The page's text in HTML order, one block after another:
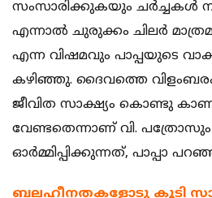
സംസാരിക്കുകയും ചര്‍ച്ചകള്‍
എന്നാല്‍ ചുരുക്കം ചിലര്‍
എന്ന വിഷമവും പാപ്പയുടെ
കഴിഞ്ഞു. ദൈവത്തെ വിളംബരം
ജീവിത സാക്ഷ്യം കൊണ്ടു
വേണ്ടതെന്നാണ് വി.
ഓര്‍മ്മിപ്പിക്കുന്നത്, പാപ്പാ
ബലഹീനതകളോടു കൂടി